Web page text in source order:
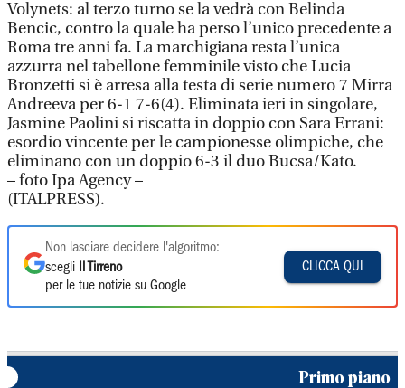
Volynets: al terzo turno se la vedrà con Belinda
Bencic, contro la quale ha perso l’unico precedente a
Roma tre anni fa. La marchigiana resta l’unica
azzurra nel tabellone femminile visto che Lucia
Bronzetti si è arresa alla testa di serie numero 7 Mirra
Andreeva per 6-1 7-6(4). Eliminata ieri in singolare,
Jasmine Paolini si riscatta in doppio con Sara Errani:
esordio vincente per le campionesse olimpiche, che
eliminano con un doppio 6-3 il duo Bucsa/Kato.
– foto Ipa Agency –
(ITALPRESS).
Non lasciare decidere l'algoritmo:
scegli
Il Tirreno
per le tue notizie su Google
CLICCA QUI
Primo piano